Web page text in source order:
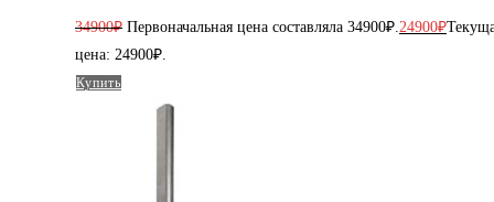
34900₽ Первоначальная цена составляла 34900₽.24900₽
цена: 24900₽.
Купить